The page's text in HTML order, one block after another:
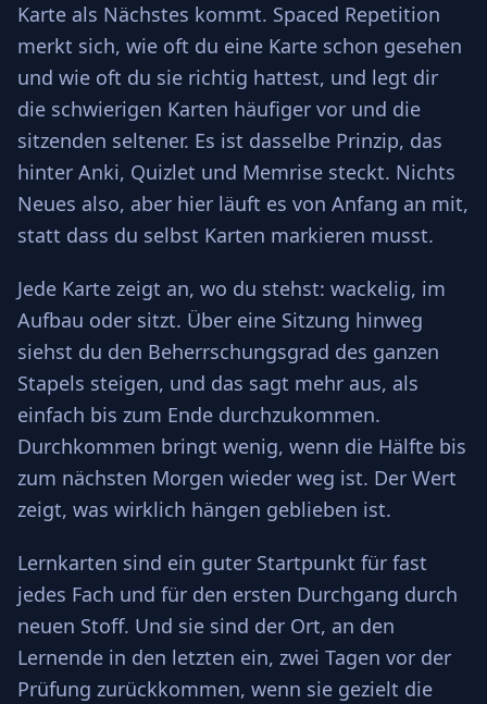
Karte als Nächstes kommt. Spaced Repetition
merkt sich, wie oft du eine Karte schon gesehen
und wie oft du sie richtig hattest, und legt dir
die schwierigen Karten häufiger vor und die
sitzenden seltener. Es ist dasselbe Prinzip, das
hinter Anki, Quizlet und Memrise steckt. Nichts
Neues also, aber hier läuft es von Anfang an mit,
statt dass du selbst Karten markieren musst.
Jede Karte zeigt an, wo du stehst: wackelig, im
Aufbau oder sitzt. Über eine Sitzung hinweg
siehst du den Beherrschungsgrad des ganzen
Stapels steigen, und das sagt mehr aus, als
einfach bis zum Ende durchzukommen.
Durchkommen bringt wenig, wenn die Hälfte bis
zum nächsten Morgen wieder weg ist. Der Wert
zeigt, was wirklich hängen geblieben ist.
Lernkarten sind ein guter Startpunkt für fast
jedes Fach und für den ersten Durchgang durch
neuen Stoff. Und sie sind der Ort, an den
Lernende in den letzten ein, zwei Tagen vor der
Prüfung zurückkommen, wenn sie gezielt die